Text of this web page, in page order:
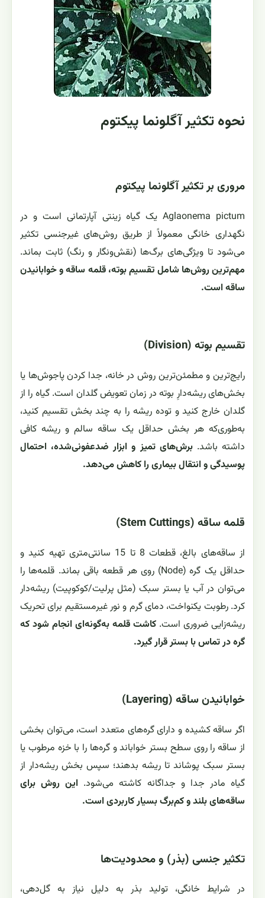
نحوه تکثیر آگلونما پیکتوم
مروری بر تکثیر آگلونما پیکتوم
Aglaonema pictum یک گیاه زینتی آپارتمانی است و در
نگهداری خانگی معمولاً از طریق روش‌های غیرجنسی تکثیر
می‌شود تا ویژگی‌های برگ‌ها (نقش‌ونگار و رنگ) ثابت بماند.
مهم‌ترین روش‌ها شامل تقسیم بوته، قلمه ساقه و خوابانیدن
ساقه است.
تقسیم بوته (Division)
رایج‌ترین و مطمئن‌ترین روش در خانه، جدا کردن پاجوش‌ها یا
بخش‌های ریشه‌دارِ بوته در زمان تعویض گلدان است. گیاه را از
گلدان خارج کنید و توده ریشه را به چند بخش تقسیم کنید،
به‌طوری‌که هر بخش حداقل یک ساقه سالم و ریشه کافی
داشته باشد.برش‌های تمیز و ابزار ضدعفونی‌شده، احتمال
پوسیدگی و انتقال بیماری را کاهش می‌دهد.
قلمه ساقه (Stem Cuttings)
از ساقه‌های بالغ، قطعات 8 تا 15 سانتی‌متری تهیه کنید و
حداقل یک گره (Node) روی هر قطعه باقی بماند. قلمه‌ها را
می‌توان در آب یا بستر سبک (مثل پرلیت/کوکوپیت) ریشه‌دار
کرد. رطوبت یکنواخت، دمای گرم و نور غیرمستقیم برای تحریک
ریشه‌زایی ضروری است. کاشت قلمه به‌گونه‌ای انجام شود که
گره در تماس با بستر قرار گیرد.
خوابانیدن ساقه (Layering)
اگر ساقه کشیده و دارای گره‌های متعدد است، می‌توان بخشی
از ساقه را روی سطح بستر خواباند و گره‌ها را با خزه مرطوب یا
بستر سبک پوشاند تا ریشه بدهند؛ سپس بخش ریشه‌دار از
گیاه مادر جدا و جداگانه کاشته می‌شود. این روش برای
ساقه‌های بلند و کم‌برگ بسیار کاربردی است.
تکثیر جنسی (بذر) و محدودیت‌ها
در شرایط خانگی، تولید بذر به دلیل نیاز به گل‌دهی،